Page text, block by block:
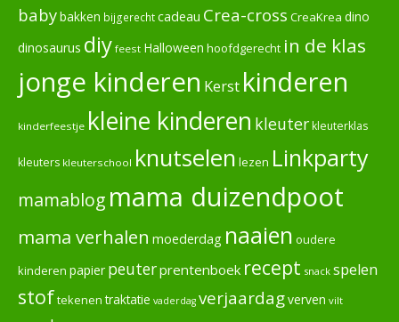
babybakken bijgerechtcadeau Crea-cross CreaKrea dino
dinosaurus diy feest Halloween hoofdgerecht in de klas
jonge kinderen Kerst kinderen
kinderfeestje kleine kinderen kleuterkleuterklas
kleuters kleuterschool knutselen lezen Linkparty
mamablog mama duizendpoot
mama verhalen moederdag naaien oudere
kinderen papier peuterprentenboek recept snack spelen
stoftekenen traktatie vaderdag verjaardagverven vilt